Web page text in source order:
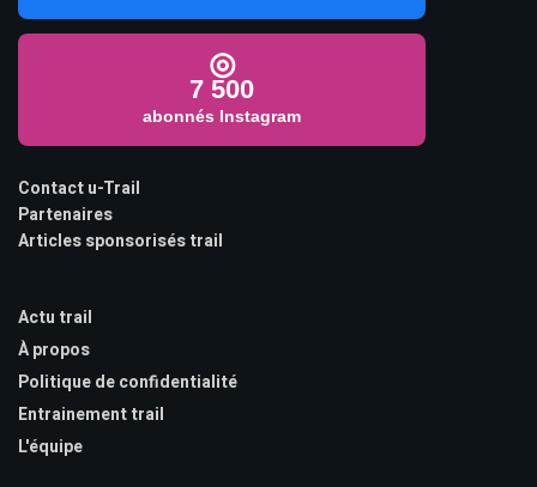
◎
7 500
abonnés Instagram
Contact u-Trail
Partenaires
Articles sponsorisés trail
Actu trail
À propos
Politique de confidentialité
Entrainement trail
L'équipe